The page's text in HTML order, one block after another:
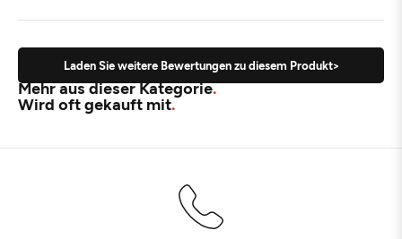
Laden Sie weitere Bewertungen zu diesem Produkt>
Mehr aus dieser Kategorie
Wird oft gekauft mit